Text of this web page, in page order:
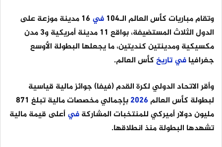
وتقام مباريات كأس العالم الـ104
في
16 مدينة موزعة على
الدول الثلاث المستضيفة، بواقع 11 مدينة أمريكية و3 مدن
مكسيكية ومدينتين كنديتين، ما يجعلها البطولة الأوسع
جغرافيافيتاريخكأس العالم.
وأقر الاتحاد الدولي لكرة القدم (فيفا) جوائز مالية قياسية
لبطولة كأس العالم 2026
بإجمالي مخصصات مالية تبلغ 871
مليون دولار أميركي للمنتخبات المشاركةفيأعلى قيمة مالية
تشهدها البطولة منذ انطلاقها.